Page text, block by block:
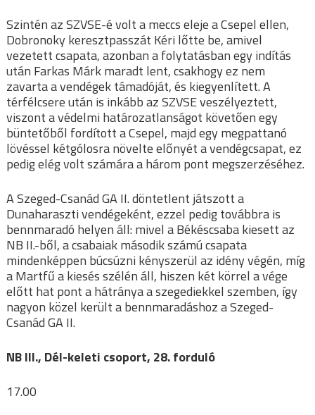
Szintén az SZVSE-é volt a meccs eleje a Csepel ellen,
Dobronoky keresztpasszát Kéri lőtte be, amivel
vezetett csapata, azonban a folytatásban egy indítás
után Farkas Márk maradt lent, csakhogy ez nem
zavarta a vendégek támadóját, és kiegyenlített. A
térfélcsere után is inkább az SZVSE veszélyeztett,
viszont a védelmi határozatlanságot követően egy
büntetőből fordított a Csepel, majd egy megpattanó
lövéssel kétgólosra növelte előnyét a vendégcsapat, ez
pedig elég volt számára a három pont megszerzéséhez.
A Szeged-Csanád GA II. döntetlent játszott a
Dunaharaszti vendégeként, ezzel pedig továbbra is
bennmaradó helyen áll: mivel a Békéscsaba kiesett az
NB II.-ből, a csabaiak második számú csapata
mindenképpen búcsúzni kényszerül az idény végén, míg
a Martfű a kiesés szélén áll, hiszen két körrel a vége
előtt hat pont a hátránya a szegediekkel szemben, így
nagyon közel került a bennmaradáshoz a Szeged-
Csanád GA II.
NB III., Dél-keleti csoport, 28. forduló
17.00